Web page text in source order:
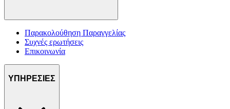
Παρακολούθηση Παραγγελίας
Συχνές ερωτήσεις
Επικοινωνία
ΥΠΗΡΕΣΙΕΣ